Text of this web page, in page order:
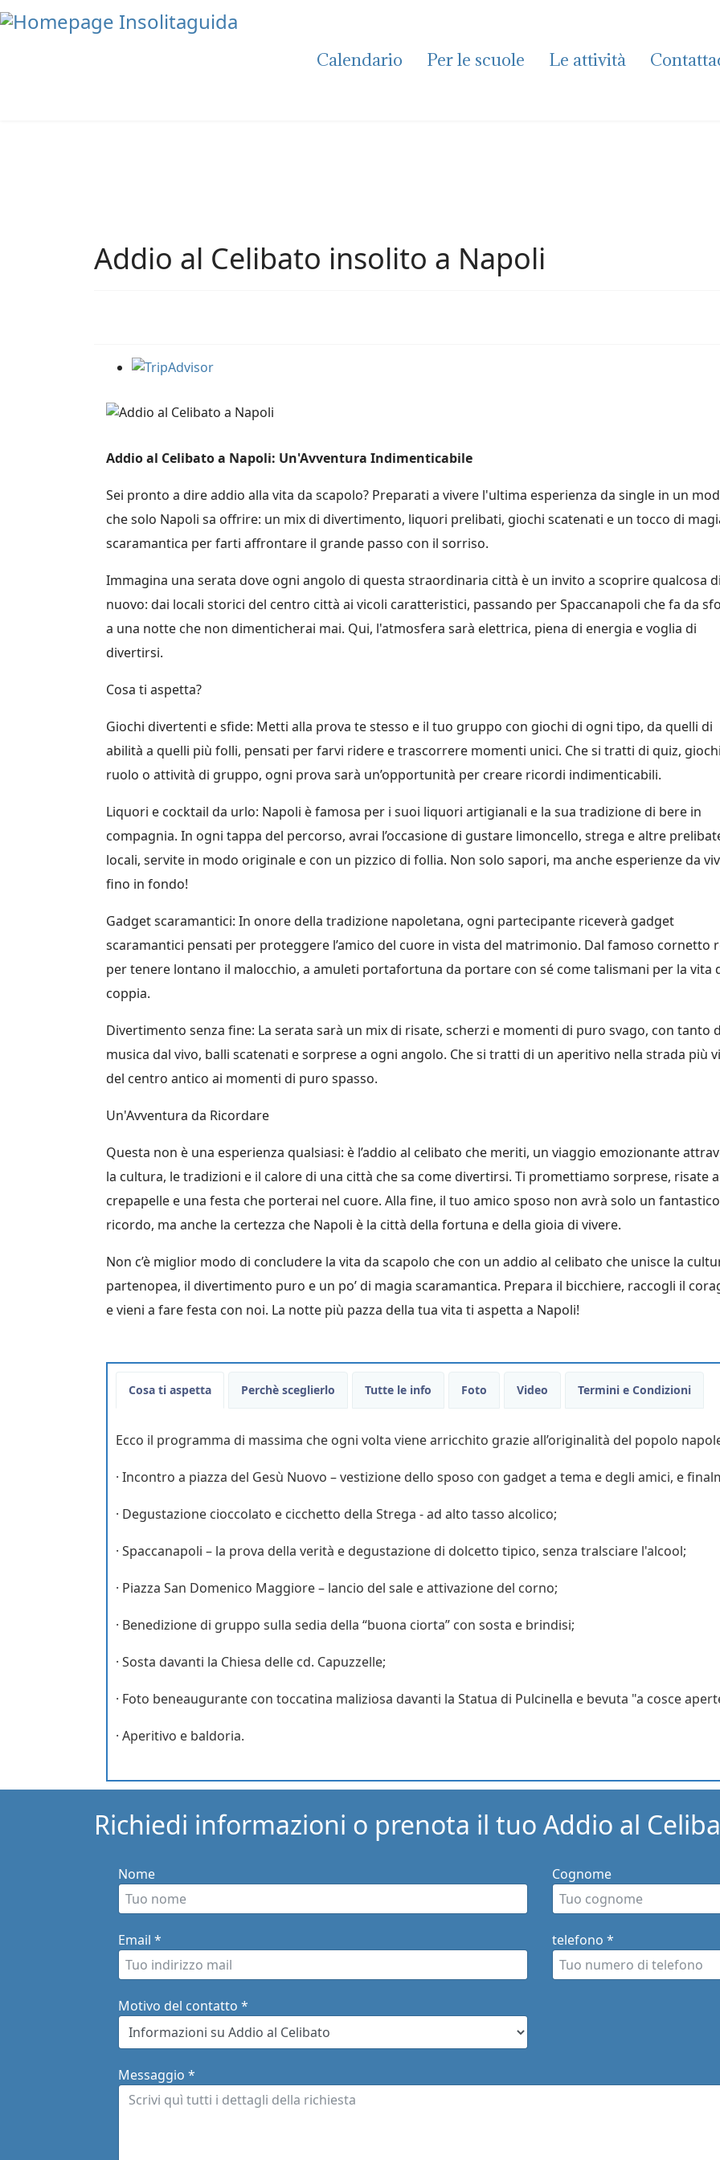
Calendario Per le scuole Le attività
Addio al Celibato insolito a Napoli
Addio al Celibato a Napoli: Un'Avventura Indimenticabile
Sei pronto a dire addio alla vita da scapolo? Preparati a vivere l'ultima esperienza da single in un
che solo Napoli sa offrire: un mix di divertimento, liquori prelibati, giochi scatenati e un tocco di
scaramantica per farti affrontare il grande passo con il sorriso.
Immagina una serata dove ogni angolo di questa straordinaria città è un invito a scoprire qualcosa
nuovo: dai locali storici del centro città ai vicoli caratteristici, passando per Spaccanapoli che fa da
a una notte che non dimenticherai mai. Qui, l'atmosfera sarà elettrica, piena di energia e voglia di
divertirsi.
Cosa ti aspetta?
Giochi divertenti e sfide: Metti alla prova te stesso e il tuo gruppo con giochi di ogni tipo, da quelli di
abilità a quelli più folli, pensati per farvi ridere e trascorrere momenti unici. Che si tratti di quiz,
ruolo o attività di gruppo, ogni prova sarà un’opportunità per creare ricordi indimenticabili.
Liquori e cocktail da urlo: Napoli è famosa per i suoi liquori artigianali e la sua tradizione di bere in
compagnia. In ogni tappa del percorso, avrai l’occasione di gustare limoncello, strega e altre
locali, servite in modo originale e con un pizzico di follia. Non solo sapori, ma anche esperienze da
fino in fondo!
Gadget scaramantici: In onore della tradizione napoletana, ogni partecipante riceverà gadget
scaramantici pensati per proteggere l’amico del cuore in vista del matrimonio. Dal famoso cornetto
per tenere lontano il malocchio, a amuleti portafortuna da portare con sé come talismani per la vita
coppia.
Divertimento senza fine: La serata sarà un mix di risate, scherzi e momenti di puro svago, con tanto
musica dal vivo, balli scatenati e sorprese a ogni angolo. Che si tratti di un aperitivo nella strada più
del centro antico ai momenti di puro spasso.
Un'Avventura da Ricordare
Questa non è una esperienza qualsiasi: è l’addio al celibato che meriti, un viaggio emozionante
la cultura, le tradizioni e il calore di una città che sa come divertirsi. Ti promettiamo sorprese, risate a
crepapelle e una festa che porterai nel cuore. Alla fine, il tuo amico sposo non avrà solo un fantastico
ricordo, ma anche la certezza che Napoli è la città della fortuna e della gioia di vivere.
Non c’è miglior modo di concludere la vita da scapolo che con un addio al celibato che unisce la
partenopea, il divertimento puro e un po’ di magia scaramantica. Prepara il bicchiere, raccogli il
e vieni a fare festa con noi. La notte più pazza della tua vita ti aspetta a Napoli!
Cosa ti aspetta Perchè sceglierlo Tutte le info Foto Video Termini e Condizioni
Ecco il programma di massima che ogni volta viene arricchito grazie all’originalità del popolo
· Incontro a piazza del Gesù Nuovo – vestizione dello sposo con gadget a tema e degli amici, e
· Degustazione cioccolato e cicchetto della Strega - ad alto tasso alcolico;
· Spaccanapoli – la prova della verità e degustazione di dolcetto tipico, senza tralsciare l'alcool;
· Piazza San Domenico Maggiore – lancio del sale e attivazione del corno;
· Benedizione di gruppo sulla sedia della “buona ciorta” con sosta e brindisi;
· Sosta davanti la Chiesa delle cd. Capuzzelle;
· Foto beneaugurante con toccatina maliziosa davanti la Statua di Pulcinella e bevuta "a cosce
· Aperitivo e baldoria.
Richiedi informazioni o prenota il tuo Addio al
Nome Cognome
Email * telefono *
Motivo del contatto *
Messaggio *